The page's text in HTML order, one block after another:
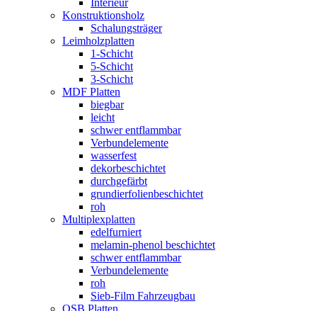
Konstruktionsholz
Schalungsträger
Leimholzplatten
1-Schicht
5-Schicht
3-Schicht
MDF Platten
biegbar
leicht
schwer entflammbar
Verbundelemente
wasserfest
dekorbeschichtet
durchgefärbt
grundierfolienbeschichtet
roh
Multiplexplatten
edelfurniert
melamin-phenol beschichtet
schwer entflammbar
Verbundelemente
roh
Sieb-Film Fahrzeugbau
OSB Platten